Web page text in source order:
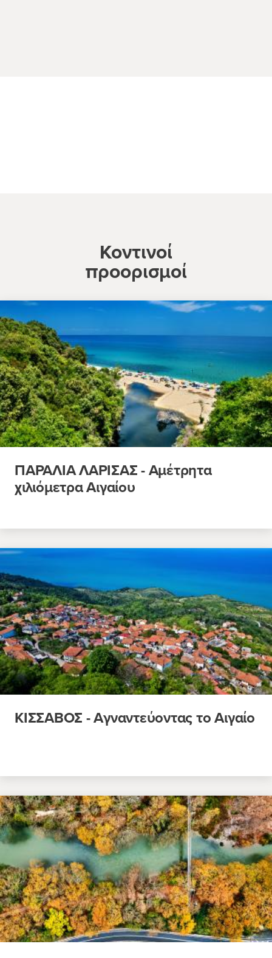
Κοντινοί
προορισμοί
ΠΑΡΑΛΙΑ ΛΑΡΙΣΑΣ - Αμέτρητα
χιλιόμετρα Αιγαίου
ΚΙΣΣΑΒΟΣ - Αγναντεύοντας το Αιγαίο